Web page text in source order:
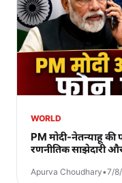
WORLD
PM मोदी-नेतन्याहू
रणनीतिक साझेदारी
Apurva Choudhary•7/